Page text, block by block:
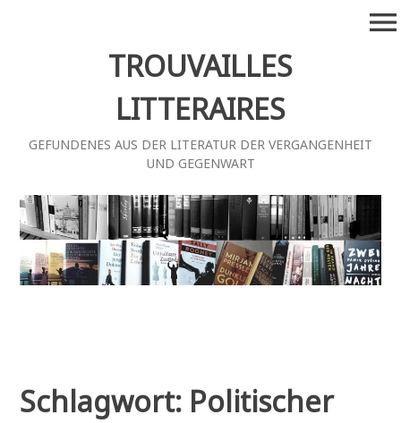
TROUVAILLES
LITTERAIRES
GEFUNDENES AUS DER LITERATUR DER VERGANGENHEIT
UND GEGENWART
menu
Schlagwort: Politischer